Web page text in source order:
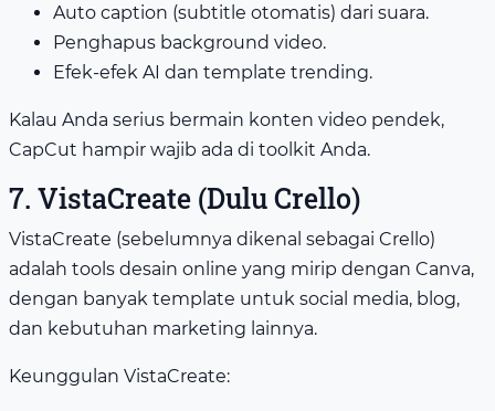
Auto caption (subtitle otomatis) dari suara.
Penghapus background video.
Efek-efek AI dan template trending.
Kalau Anda serius bermain konten video pendek,
CapCut hampir wajib ada di toolkit Anda.
7. VistaCreate (Dulu Crello)
VistaCreate (sebelumnya dikenal sebagai Crello)
adalah tools desain online yang mirip dengan Canva,
dengan banyak template untuk social media, blog,
dan kebutuhan marketing lainnya.
Keunggulan VistaCreate: